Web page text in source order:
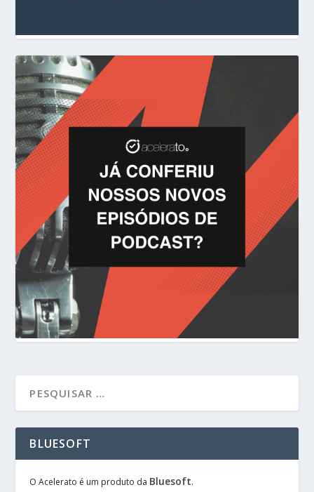
BLUESOFT
O Acelerato é um produto da Bluesoft.